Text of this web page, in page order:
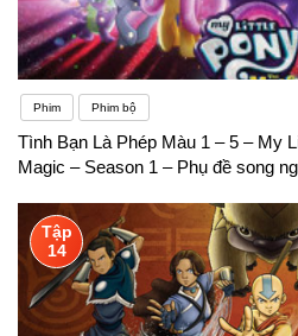
Phim Phim bộ
Tình Bạn Là Phép Màu 1 – 5 – My
Magic – Season 1 – Phụ đề song
Tập
14